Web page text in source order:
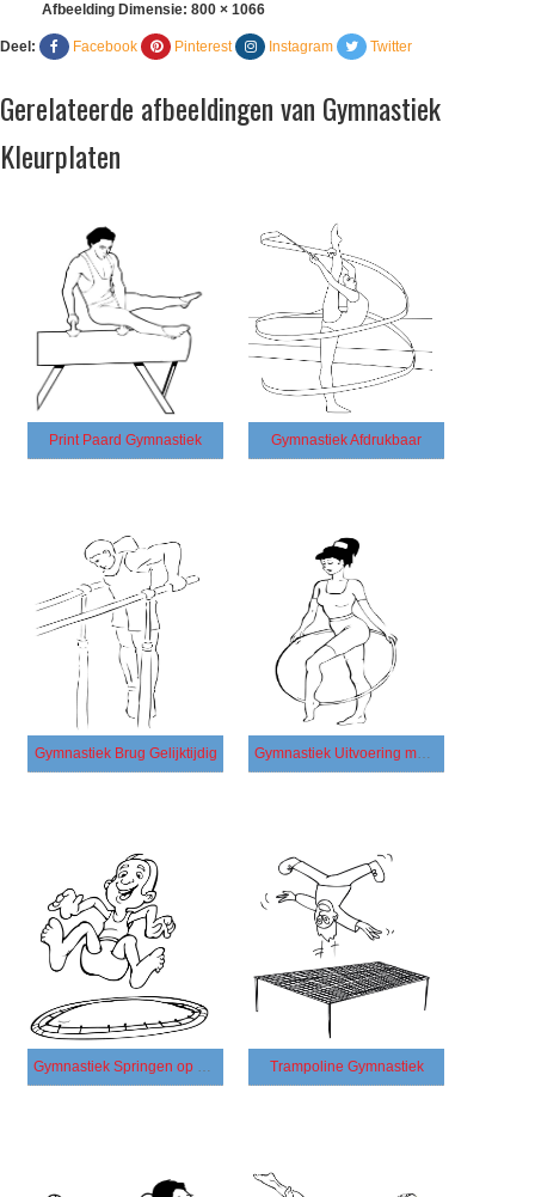
Afbeelding Dimensie: 800 × 1066
Deel: Facebook Pinterest Instagram Twitter
Gerelateerde afbeeldingen van Gymnastiek
Kleurplaten
Print Paard Gymnastiek Gymnastiek Afdrukbaar
Gymnastiek Brug Gelijktijdig Gymnastiek Uitvoering met een Hoepel
Gymnastiek Springen op Trampoline Trampoline Gymnastiek